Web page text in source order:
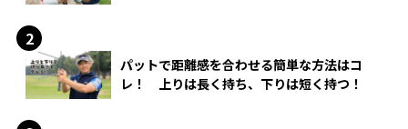
パットで距離感を合わせる簡単な方法はコ
レ！ 上りは長く持ち、下りは短く持つ！